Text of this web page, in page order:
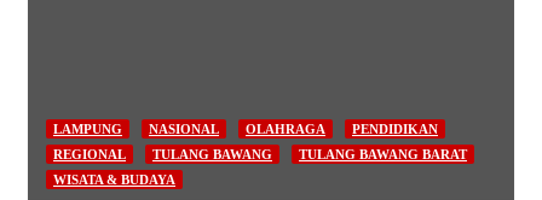
LAMPUNG NASIONAL OLAHRAGA
PENDIDIKAN
REGIONAL
TULANG BAWANG
TULANG BAWANG BARAT
WISATA & BUDAYA